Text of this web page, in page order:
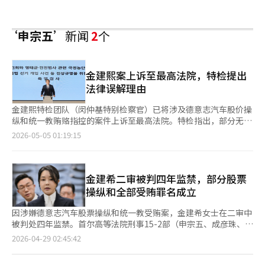
‘申宗五’新闻2个
金建熙案上诉至最高法院，特检提出
法律误解理由
金建熙特检团队（闵仲基特别检察官）已将涉及德意志汽车股价操
纵和统一教贿赂指控的案件上诉至最高法院。特检指出，部分无罪
判决存在法律误解，并详细说明了上诉理由。金建熙方面也已提起
院刑事15-2部（申宗五、成彦柱、元益善法官）提交了上诉状。金
建熙方面已于上月30日提交上诉状。特检通过公告解释了上诉背
景，指出因无法确定不当得利金额而导致的部分无罪判决未被接
受。此外，关于政治资金法的无罪判决，特检认为对明太均提供民
调行为的事实和法律评价存在错误。特检表示，判决中存在影响结
果的法律误解、证据法则和经验法则的违反，并将此作为上诉理
由。此前，二审于上月28日对因违反资本市场法、政治资金法及特
定犯罪加重处罚法被起诉的金建熙判处4年监禁及5000万韩元罚
款，并没收一条Graff钻石项链及追缴2094万韩元。相比一审的1
2026-05-05 01:19:15
金建希二审被判四年监禁，部分股票
操纵和全部受贿罪名成立
因涉嫌德意志汽车股票操纵和统一教受贿案，金建希女士在二审中
被判处四年监禁。首尔高等法院刑事15-2部（申宗五、成彦珠、元
益善法官）于28日判决金建希违反资本市场法、政治资金法及特定
链并追缴约2094万韩元。法院表示，这一行为严重损害了股市的
2026-04-29 02:45:42
页